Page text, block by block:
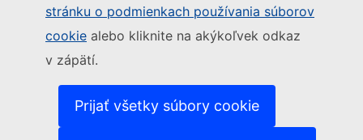
stránku o podmienkach používania súborov
cookie alebo kliknite na akýkoľvek odkaz
v zápätí.
Prijať všetky súbory cookie